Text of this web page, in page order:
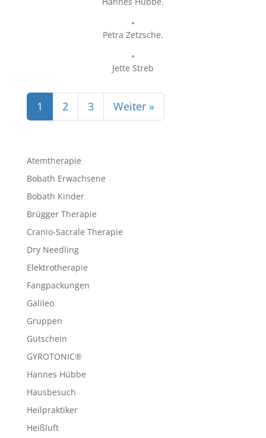
Petra Zetzsche.
Jette Streb
1 2 3 Weiter »
Atemtherapie
Bobath Erwachsene
Bobath Kinder
Brügger Therapie
Cranio-Sacrale Therapie
Dry Needling
Elektrotherapie
Fangpackungen
Galileo
Gruppen
Gutschein
GYROTONIC®
Hannes Hübbe
Hausbesuch
Heilpraktiker
Heißluft